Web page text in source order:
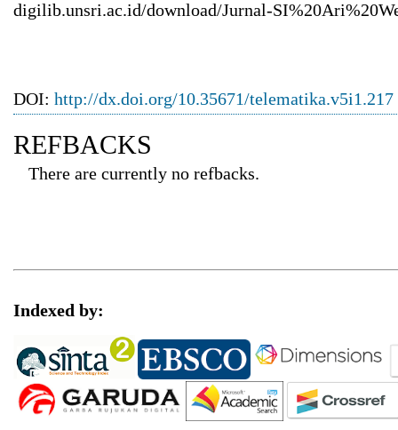
digilib.unsri.ac.id/download/Jurnal-
DOI: http://dx.doi.org/10.35671/telematika.v5i1.217
REFBACKS
There are currently no refbacks.
Indexed by: